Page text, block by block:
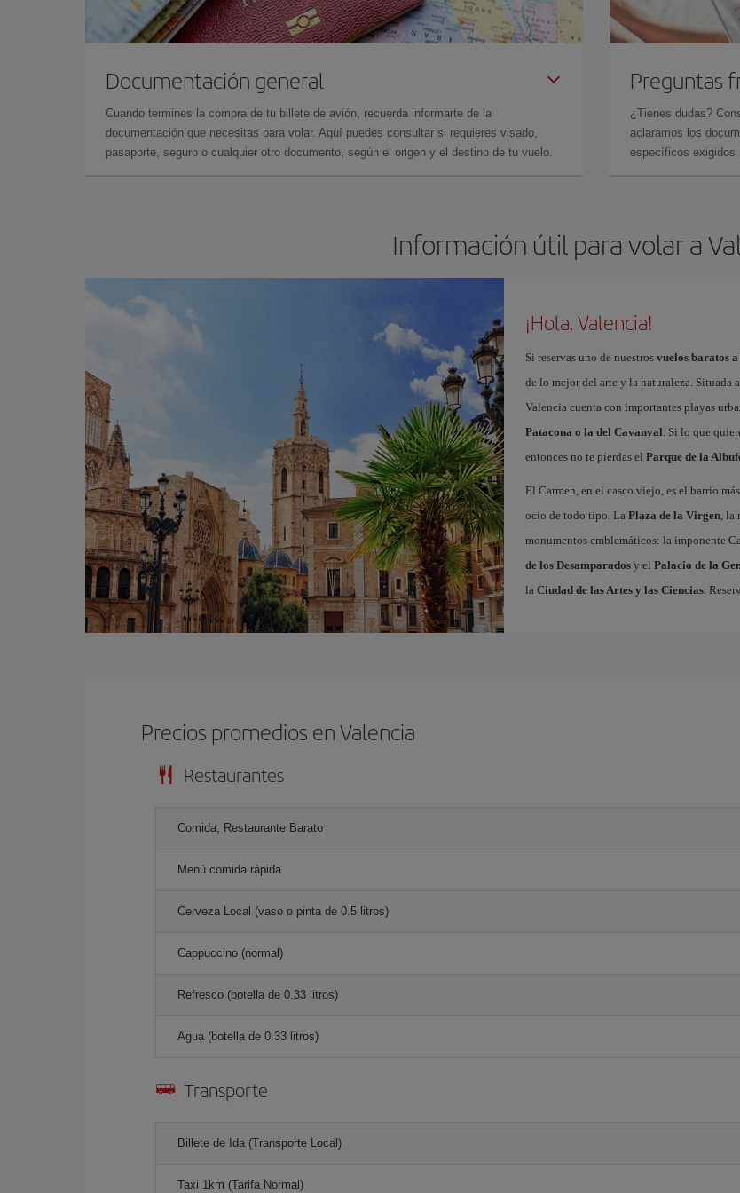
Documentación general
Cuando termines la compra de tu billete de avión, recuerda informarte de la
documentación que necesitas para volar. Aquí puedes consultar si requieres visado,
pasaporte, seguro o cualquier otro documento, según el origen y el destino de tu vuelo.
Preguntas
¿Tienes dudas?
aclaramos los
específicos exigidos
Información útil para volar a
¡Hola, Valencia!
Si reservas uno de nuestros vuelos baratos
de lo mejor del arte y la naturaleza.
Valencia cuenta con importantes playas
Patacona o la del Cavanyal. Si lo que
entonces no te pierdas el Parque de la
El Carmen, en el casco viejo, es el barrio
ocio de todo tipo. La Plaza de la Virgen, la
monumentos emblemáticos: la imponente
de los Desamparadosy el Palacio de la
la Ciudad de las Artes y las Ciencias.
Precios promedios en Valencia
Restaurantes
Comida, Restaurante Barato
Menú comida rápida
Cerveza Local (vaso o pinta de 0.5 litros)
Cappuccino (normal)
Refresco (botella de 0.33 litros)
Agua (botella de 0.33 litros)
Transporte
Billete de Ida (Transporte Local)
Taxi 1km (Tarifa Normal)